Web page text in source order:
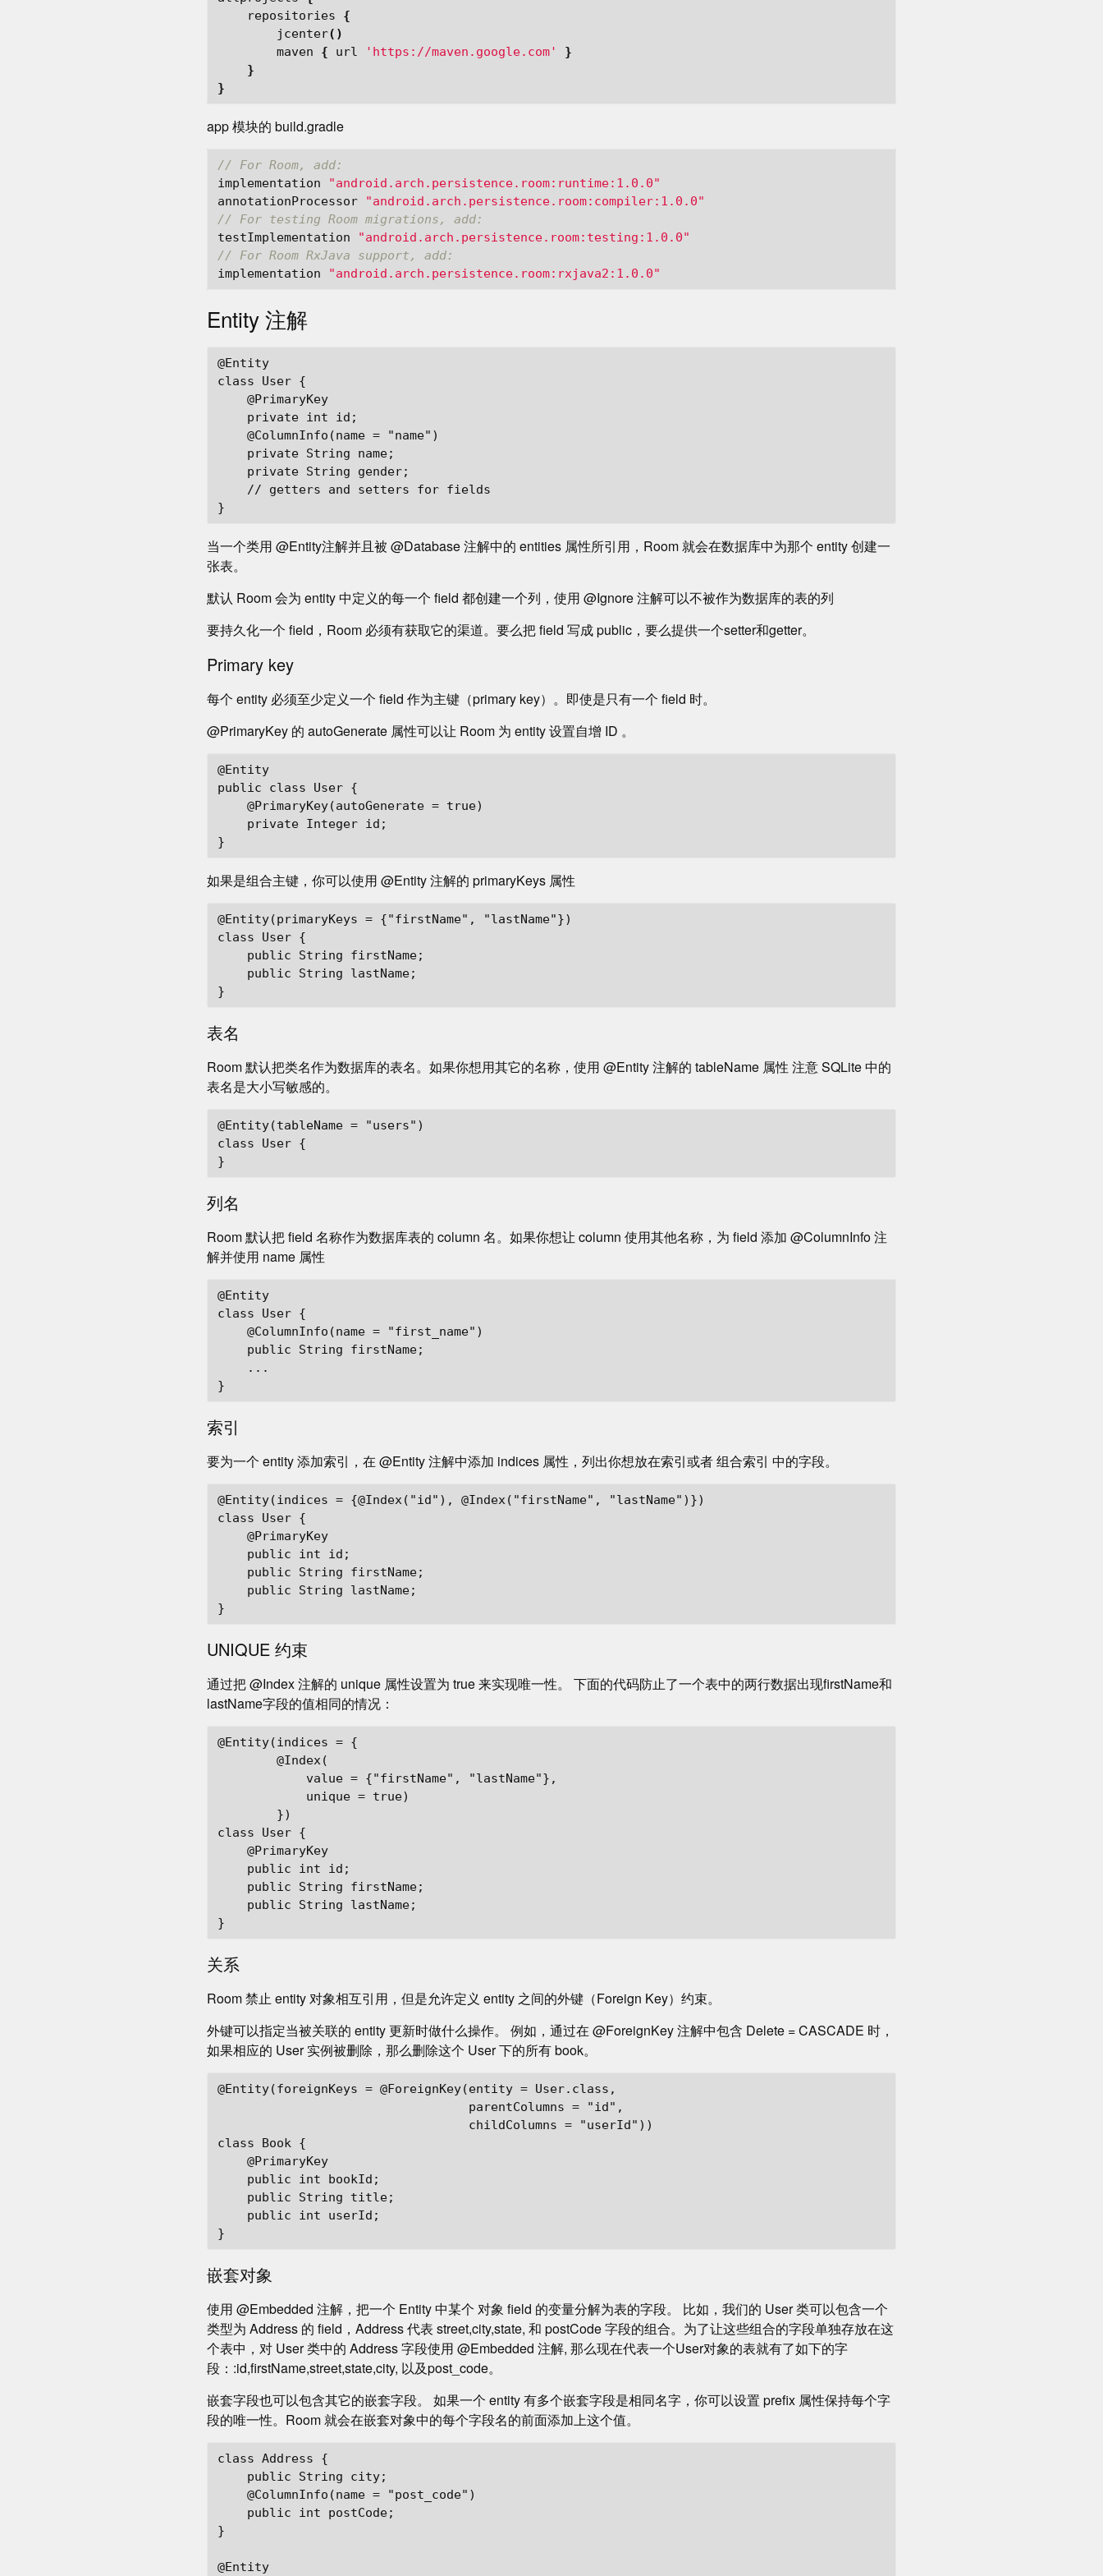
repositories
{
jcenter()
maven
{ url 'https://maven.google.com'
}
}
}
app 模块的 build.gradle
// For Room, add:
implementation
"android.arch.persistence.room:runtime:1.0.0"
annotationProcessor
"android.arch.persistence.room:compiler:1.0.0"
// For testing Room migrations, add:
testImplementation
"android.arch.persistence.room:testing:1.0.0"
// For Room RxJava support, add:
implementation
"android.arch.persistence.room:rxjava2:1.0.0"
Entity 注解
@Entity
class User {
    @PrimaryKey
    private int id;
    @ColumnInfo(name = "name")
    private String name;
    private String gender;
    // getters and setters for fields
当一个类用 @Entity注解并且被 @Database 注解中的 entities 属性所引用，Room 就会在数据库中为那个 entity 创建一
张表。
默认 Room 会为 entity 中定义的每一个 field 都创建一个列，使用 @Ignore 注解可以不被作为数据库的表的列
要持久化一个 field，Room 必须有获取它的渠道。要么把 field 写成 public，要么提供一个setter和getter。
Primary key
每个 entity 必须至少定义一个 field 作为主键（primary key）。即使是只有一个 field 时。
@PrimaryKey 的 autoGenerate 属性可以让 Room 为 entity 设置自增 ID 。
@Entity
public class User {
    @PrimaryKey(autoGenerate = true)
    private Integer id;
如果是组合主键，你可以使用 @Entity 注解的 primaryKeys 属性
@Entity(primaryKeys = {"firstName", "lastName"})
class User {
    public String firstName;
    public String lastName;
表名
Room 默认把类名作为数据库的表名。如果你想用其它的名称，使用 @Entity 注解的 tableName 属性 注意 SQLite 中的
表名是大小写敏感的。
@Entity(tableName = "users")
class User {
列名
Room 默认把 field 名称作为数据库表的 column 名。如果你想让 column 使用其他名称，为 field 添加 @ColumnInfo 注
解并使用 name 属性
@Entity
class User {
    @ColumnInfo(name = "first_name")
    public String firstName;
    ...
索引
要为一个 entity 添加索引，在 @Entity 注解中添加 indices 属性，列出你想放在索引或者 组合索引 中的字段。
@Entity(indices = {@Index("id"), @Index("firstName", "lastName")})
class User {
    @PrimaryKey
    public int id;
    public String firstName;
    public String lastName;
UNIQUE 约束
通过把 @Index 注解的 unique 属性设置为 true 来实现唯一性。 下面的代码防止了一个表中的两行数据出现firstName和
lastName字段的值相同的情况：
@Entity(indices = {
        @Index(
            value = {"firstName", "lastName"},
            unique = true)
        })
class User {
    @PrimaryKey
    public int id;
    public String firstName;
    public String lastName;
关系
Room 禁止 entity 对象相互引用，但是允许定义 entity 之间的外键（Foreign Key）约束。
外键可以指定当被关联的 entity 更新时做什么操作。 例如，通过在 @ForeignKey 注解中包含 Delete = CASCADE 时，
如果相应的 User 实例被删除，那么删除这个 User 下的所有 book。
@Entity(foreignKeys = @ForeignKey(entity = User.class,
                                  parentColumns = "id",
                                  childColumns = "userId"))
class Book {
    @PrimaryKey
    public int bookId;
    public String title;
    public int userId;
嵌套对象
使用 @Embedded 注解，把一个 Entity 中某个 对象 field 的变量分解为表的字段。 比如，我们的 User 类可以包含一个
类型为 Address 的 field，Address 代表 street,city,state, 和 postCode 字段的组合。为了让这些组合的字段单独存放在这
个表中，对 User 类中的 Address 字段使用 @Embedded 注解, 那么现在代表一个User对象的表就有了如下的字
段：:id,firstName,street,state,city, 以及post_code。
嵌套字段也可以包含其它的嵌套字段。 如果一个 entity 有多个嵌套字段是相同名字，你可以设置 prefix 属性保持每个字
段的唯一性。Room 就会在嵌套对象中的每个字段名的前面添加上这个值。
class Address {
    public String city;
    @ColumnInfo(name = "post_code")
    public int postCode;
}
@Entity